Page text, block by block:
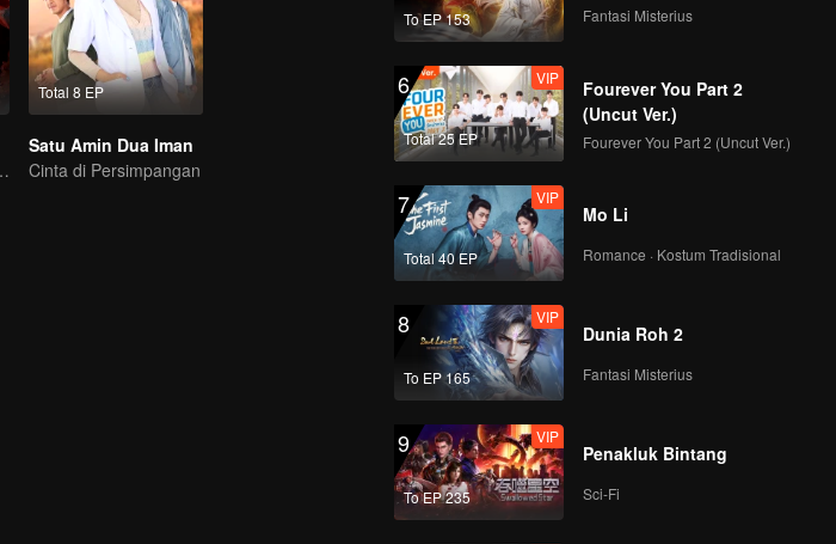
Ding Yuxi
Total 8 EP
Satu Amin Dua Iman
Cinta di Persimpangan
To EP 153 Fantasi Misterius
6
Total 25 EP
VIP
Fourever You Part 2
(Uncut Ver.)
Fourever You Part 2 (Uncut Ver.)
7
Total 40 EP
VIP
Mo Li
Romance · Kostum Tradisional
8
To EP 165
VIP
Dunia Roh 2
Fantasi Misterius
9
To EP 235
VIP
Penakluk Bintang
Sci-Fi